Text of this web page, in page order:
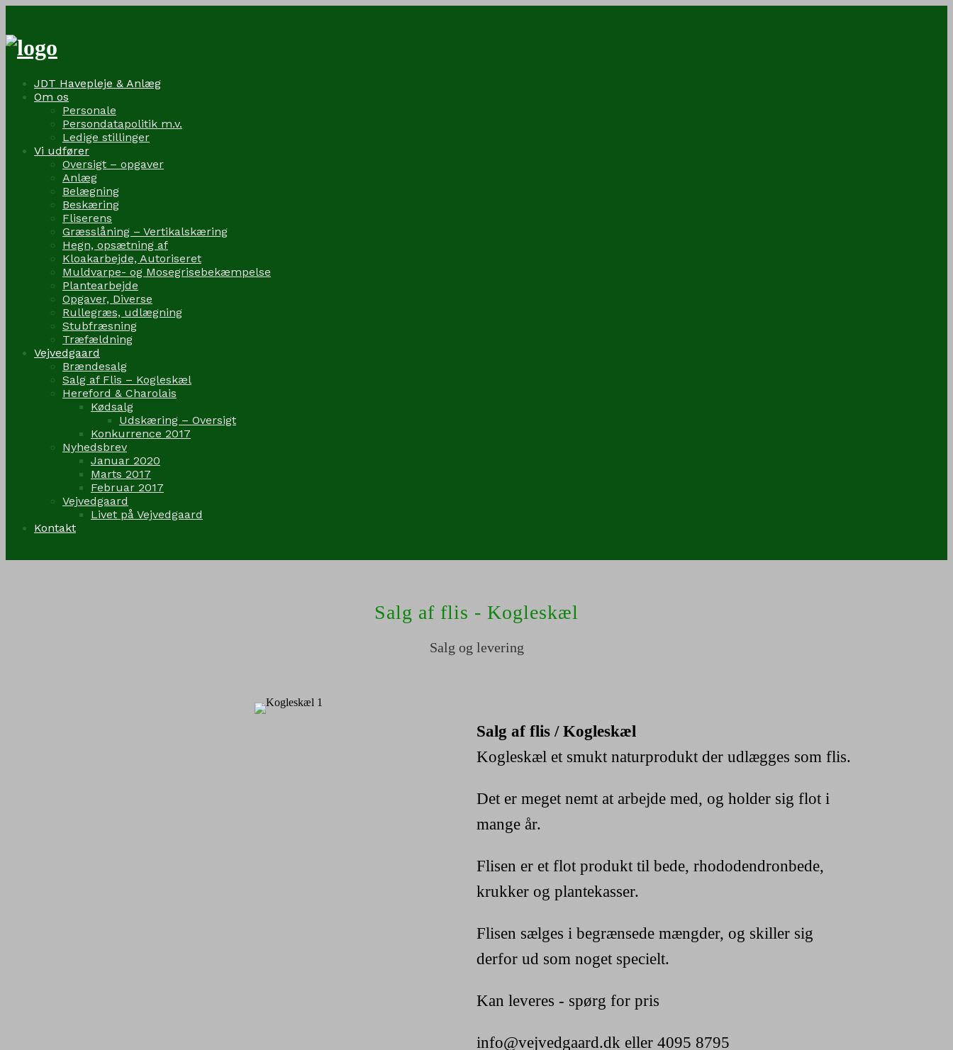
content
JDT Havepleje & Anlæg
Om os
Personale
Persondatapolitik m.v.
Ledige stillinger
Vi udfører
Oversigt – opgaver
Anlæg
Belægning
Beskæring
Fliserens
Græsslåning – Vertikalskæring
Hegn, opsætning af
Kloakarbejde, Autoriseret
Muldvarpe- og Mosegrisebekæmpelse
Plantearbejde
Opgaver, Diverse
Rullegræs, udlægning
Stubfræsning
Træfældning
Vejvedgaard
Brændesalg
Salg af Flis – Kogleskæl
Hereford & Charolais
Kødsalg
Udskæring – Oversigt
Konkurrence 2017
Nyhedsbrev
Januar 2020
Marts 2017
Februar 2017
Vejvedgaard
Livet på Vejvedgaard
Kontakt
Salg af flis - Kogleskæl
Salg og levering
Salg af flis / Kogleskæl
Kogleskæl et smukt naturprodukt der udlægges som flis.
Det er meget nemt at arbejde med, og holder sig flot i
mange år.
Flisen er et flot produkt til bede, rhododendronbede,
krukker og plantekasser.
Flisen sælges i begrænsede mængder, og skiller sig
derfor ud som noget specielt.
Kan leveres - spørg for pris
info@vejvedgaard.dk eller 4095 8795